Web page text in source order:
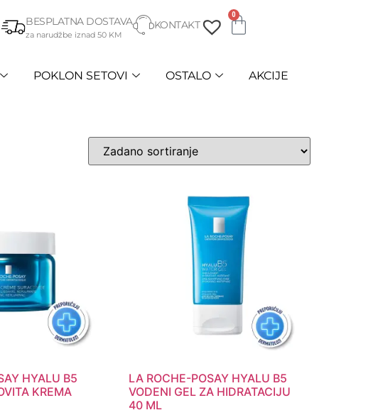
BESPLATNA DOSTAVA
za narudžbe iznad 50 KM
KONTAKT
0
POKLON SETOVI OSTALO
AKCIJE
HYALU B5
KREMA
LA ROCHE-POSAY HYALU B5
VODENI GEL ZA HIDRATACIJU
40 ML